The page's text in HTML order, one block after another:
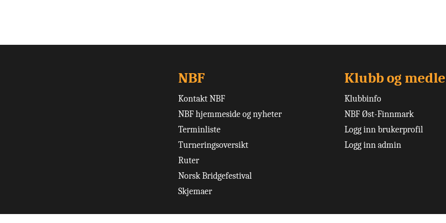
NBF
Kontakt NBF
NBF hjemmeside og nyheter
Terminliste
Turneringsoversikt
Ruter
Norsk Bridgefestival
Skjemaer
Klubb og
Klubbinfo
NBF Øst-Finnmark
Logg inn brukerprofil
Logg inn admin